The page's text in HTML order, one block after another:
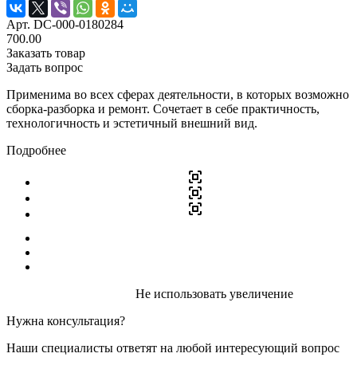
Арт. DC-000-0180284
700.00
Заказать товар
Задать вопрос
Применима во всех сферах деятельности, в которых возможно
сборка-разборка и ремонт. Сочетает в себе практичность,
технологичность и эстетичный внешний вид.
Подробнее
Не использовать увеличение
Нужна консультация?
Наши специалисты ответят на любой интересующий вопрос